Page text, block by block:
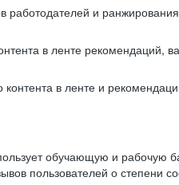
и
в ленте рекомендаций,
в ленте и
обучающую и рабочую
пользователей о степени